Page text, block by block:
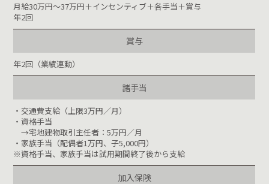
月給30万円～37万円＋インセンティブ＋各手当＋賞与
年2回
賞与
年2回（業績連動）
諸手当
・交通費支給（上限3万円／月）
・資格手当
→宅地建物取引主任者：5万円／月
・家族手当（配偶者1万円、子5,000円）
※資格手当、家族手当は試用期間終了後から支給
加入保険